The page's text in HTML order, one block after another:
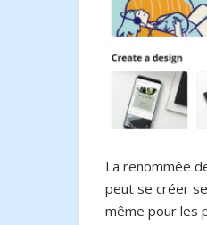
La renommée
peut se créer
même pour les